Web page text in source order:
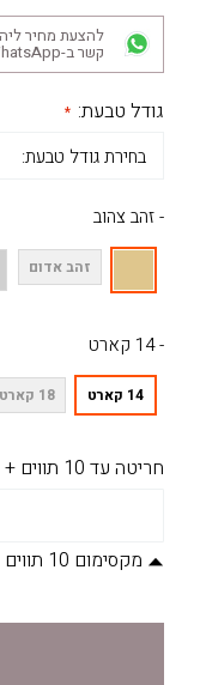
קשר ב-WhatsApp
גודל טבעת:
- זהב צהוב
זהב אדום
- 14 קארט
14 קארט 18 קארט
חריטה עד 10 תווים +
מקסימום 10 תווים